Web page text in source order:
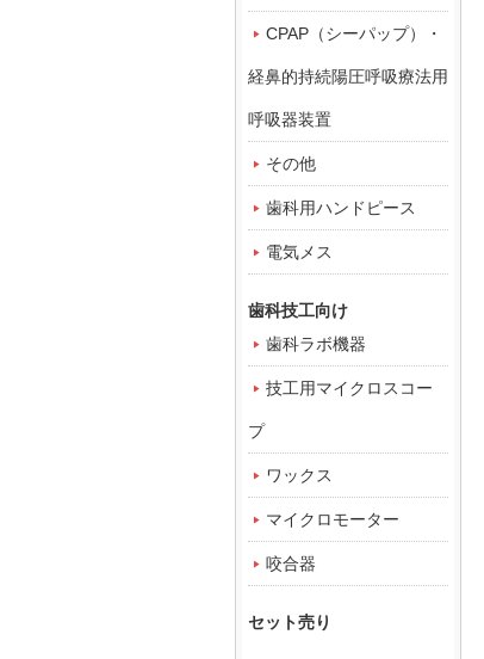
CPAP（シーパップ）・
経鼻的持続陽圧呼吸療法用
呼吸器装置
その他
歯科用ハンドピース
電気メス
歯科技工向け
歯科ラボ機器
技工用マイクロスコー
プ
ワックス
マイクロモーター
咬合器
セット売り